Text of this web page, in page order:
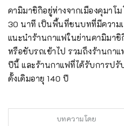
คามิมาชิกิอยู่ห่างจากเมืองคุมาโ
30 นาที เป็นพื้นที่ชนบทที่มีความเ
แนะนำร้านกาแฟในย่านคามิมาชิ
หรือขับรถเข้าไป รวมถึงร้านกาแ
ปีนี้ และร้านกาแฟที่ได้รับการป
ดั้งเดิมอายุ 140 ปี
บทความโดย